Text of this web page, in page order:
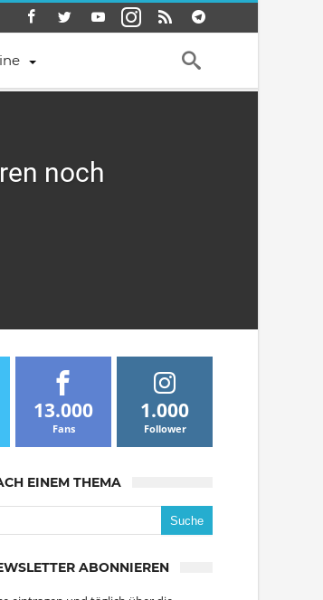
noch
13.000
Fans
1.000
Follower
EINEM THEMA
ABONNIEREN